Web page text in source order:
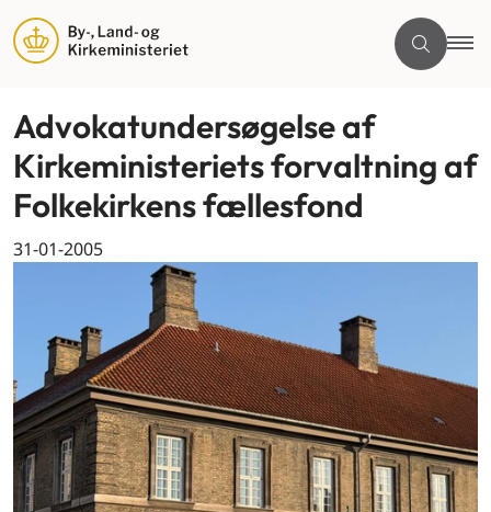
Advokatundersøgelse af
Kirkeministeriets forvaltning af
Folkekirkens fællesfond
31-01-2005